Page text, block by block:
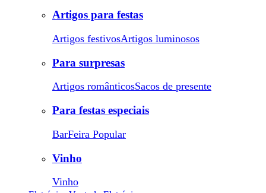
Artigos para festas
Artigos festivosArtigos luminosos
Para surpresas
Artigos românticosSacos de presente
Para festas especiais
BarFeira Popular
Vinho
Vinho